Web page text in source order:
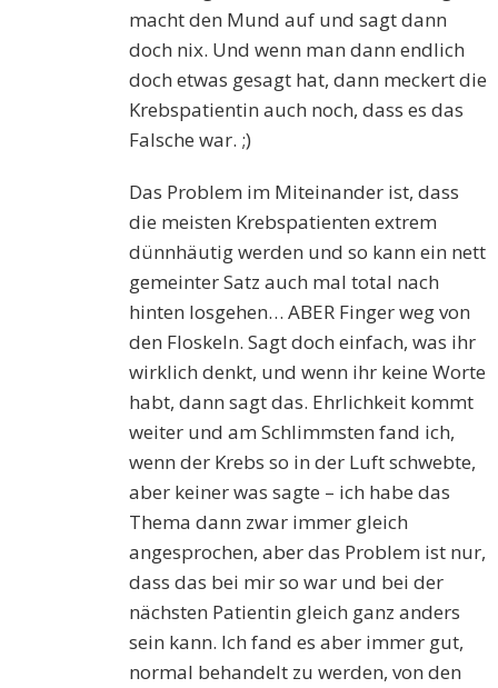
macht den Mund auf und sagt dann
doch nix. Und wenn man dann endlich
doch etwas gesagt hat, dann meckert die
Krebspatientin auch noch, dass es das
Falsche war. ;)
Das Problem im Miteinander ist, dass
die meisten Krebspatienten extrem
dünnhäutig werden und so kann ein nett
gemeinter Satz auch mal total nach
hinten losgehen… ABER Finger weg von
den Floskeln. Sagt doch einfach, was ihr
wirklich denkt, und wenn ihr keine Worte
habt, dann sagt das. Ehrlichkeit kommt
weiter und am Schlimmsten fand ich,
wenn der Krebs so in der Luft schwebte,
aber keiner was sagte – ich habe das
Thema dann zwar immer gleich
angesprochen, aber das Problem ist nur,
dass das bei mir so war und bei der
nächsten Patientin gleich ganz anders
sein kann. Ich fand es aber immer gut,
normal behandelt zu werden, von den